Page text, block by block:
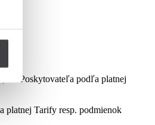
od Poskytovateľa podľa platnej
platnej Tarify resp. podmienok